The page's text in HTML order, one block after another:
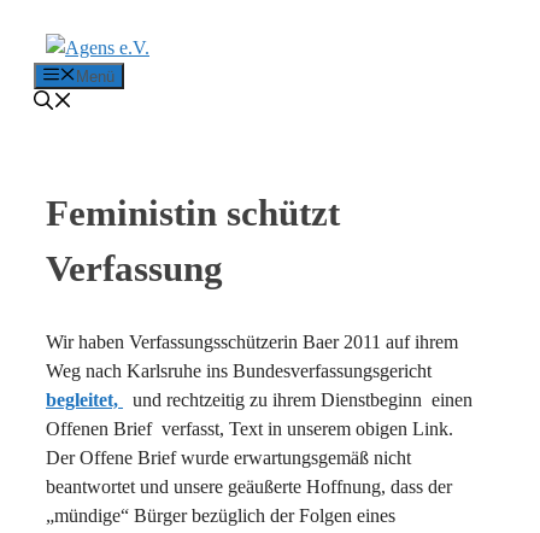
Menü
Feministin schützt
Verfassung
Wir haben Verfassungsschützerin Baer 2011 auf ihrem
Weg nach Karlsruhe ins Bundesverfassungsgericht
begleitet,
und rechtzeitig zu ihrem Dienstbeginn einen
Offenen Brief verfasst, Text in unserem obigen Link.
Der Offene Brief wurde erwartungsgemäß nicht
beantwortet und unsere geäußerte Hoffnung, dass der
„mündige“ Bürger bezüglich der Folgen eines